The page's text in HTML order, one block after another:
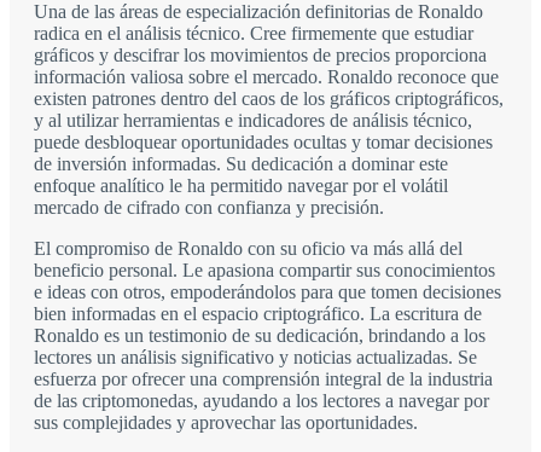
Una de las áreas de especialización definitorias de Ronaldo
radica en el análisis técnico. Cree firmemente que estudiar
gráficos y descifrar los movimientos de precios proporciona
información valiosa sobre el mercado. Ronaldo reconoce que
existen patrones dentro del caos de los gráficos criptográficos,
y al utilizar herramientas e indicadores de análisis técnico,
puede desbloquear oportunidades ocultas y tomar decisiones
de inversión informadas. Su dedicación a dominar este
enfoque analítico le ha permitido navegar por el volátil
mercado de cifrado con confianza y precisión.
El compromiso de Ronaldo con su oficio va más allá del
beneficio personal. Le apasiona compartir sus conocimientos
e ideas con otros, empoderándolos para que tomen decisiones
bien informadas en el espacio criptográfico. La escritura de
Ronaldo es un testimonio de su dedicación, brindando a los
lectores un análisis significativo y noticias actualizadas. Se
esfuerza por ofrecer una comprensión integral de la industria
de las criptomonedas, ayudando a los lectores a navegar por
sus complejidades y aprovechar las oportunidades.